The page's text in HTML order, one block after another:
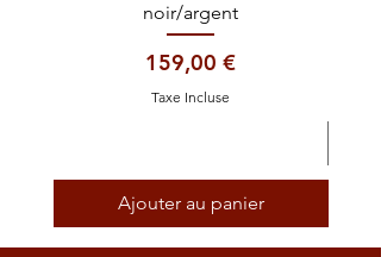
noir/argent
Prix
159,00 €
Taxe Incluse
Ajouter au panier